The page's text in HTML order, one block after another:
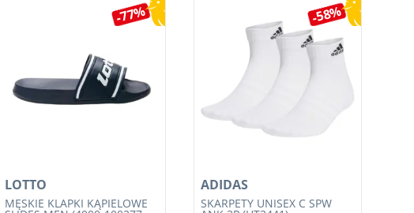
-77%
MĘSKIE KLAPKI KĄPIELOWE
LOTTO
-58%
SKARPETY UNISEX C SPW
ADIDAS